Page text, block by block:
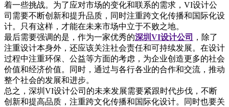
着一些挑战。为了应对市场的变化和联系的需求，VI设计公
司需要不断创新和提升品质，同时注重跨文化传播和国际化设
计。只有这样，才能在未来市场中立于不败之地。
最后需要强调的是，作为一家优秀的深圳 VI设计公司
，除了
注重设计本身外，还应该关注社会责任和可持续发展。在设计
过程中注重环保、公益等方面的考虑，为企业创造更多的社会
价值和经济价值。同时，通过与各行各业的合作和交流，推动
整个社会的发展和进步。
总之，深圳VI设计公司的未来发展需要紧跟时代步伐，不断
创新和提高品质，注重跨文化传播和国际化设计。同时也要关